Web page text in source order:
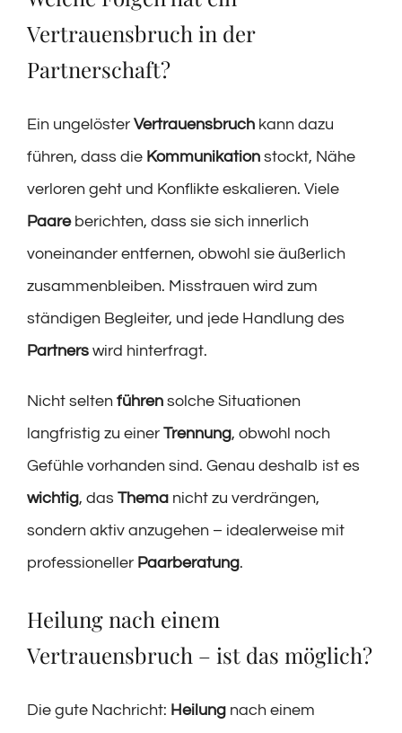
Vertrauensbruch in der
Partnerschaft?
Ein ungelöster Vertrauensbruch kann dazu
führen, dass die Kommunikation stockt, Nähe
verloren geht und Konflikte eskalieren. Viele
Paareberichten, dass sie sich innerlich
voneinander entfernen, obwohl sie äußerlich
zusammenbleiben. Misstrauen wird zum
ständigen Begleiter, und jede Handlung des
Partners wird hinterfragt.
Nicht selten führen solche Situationen
langfristig zu einer Trennung, obwohl noch
Gefühle vorhanden sind. Genau deshalb ist es
wichtig, das Thema nicht zu verdrängen,
sondern aktiv anzugehen – idealerweise mit
professioneller Paarberatung.
Heilung nach einem
Vertrauensbruch – ist das möglich?
Die gute Nachricht: Heilung nach einem